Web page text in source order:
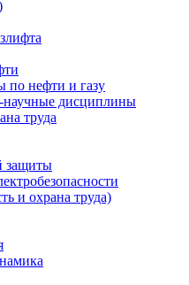
по нефти и газу
научные дисциплины
труда
защиты
и охрана труда)